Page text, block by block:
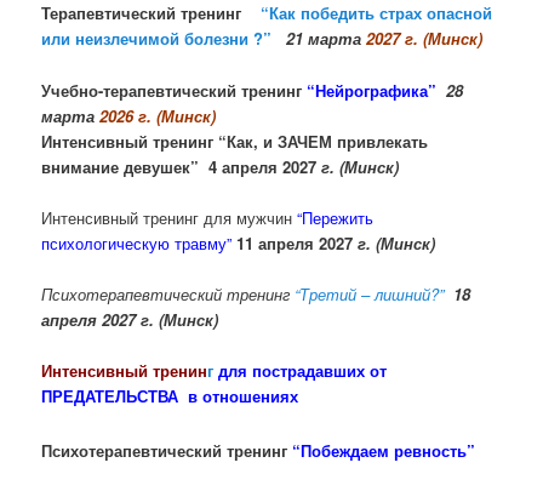
Терапевтический тренинг
“Как победить страх опасной
или неизлечимой болезни ?”
21 марта2027 г. (Минск)
Учебно-терапевтический тренинг “Нейрографика” 28
марта2026 г. (Минск)
Интенсивный тренинг “Как, и ЗАЧЕМ привлекать
внимание девушек” 4 апреля 2027г. (Минск)
Интенсивный тренинг для мужчин“Пережить
психологическую травму”11 апреля 2027г. (Минск)
Психотерапевтический тренинг “Третий – лишний?” 18
апреля 2027 г. (Минск)
Интенсивныйтренингдля пострадавших от
ПРЕДАТЕЛЬСТВАв отношениях
Психотерапевтический тренинг “Побеждаем ревность”